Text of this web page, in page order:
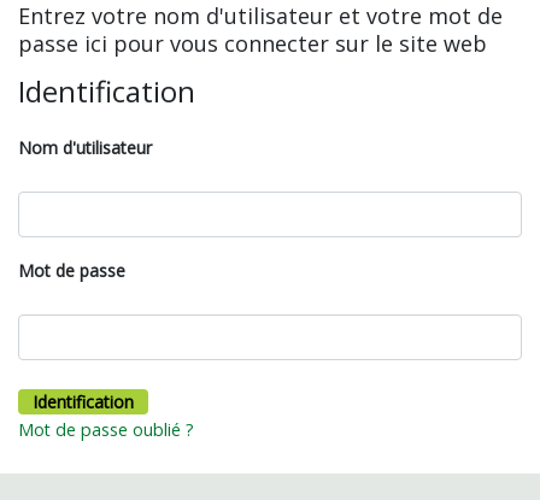
Entrez votre nom d'utilisateur et votre mot de
passe ici pour vous connecter sur le site web
Identification
Nom d'utilisateur
Mot de passe
Mot de passe oublié ?